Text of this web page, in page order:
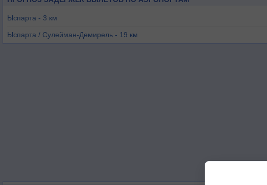
Ыспарта - 3 км
Ыспарта / Сулейман-Демирель - 19 км